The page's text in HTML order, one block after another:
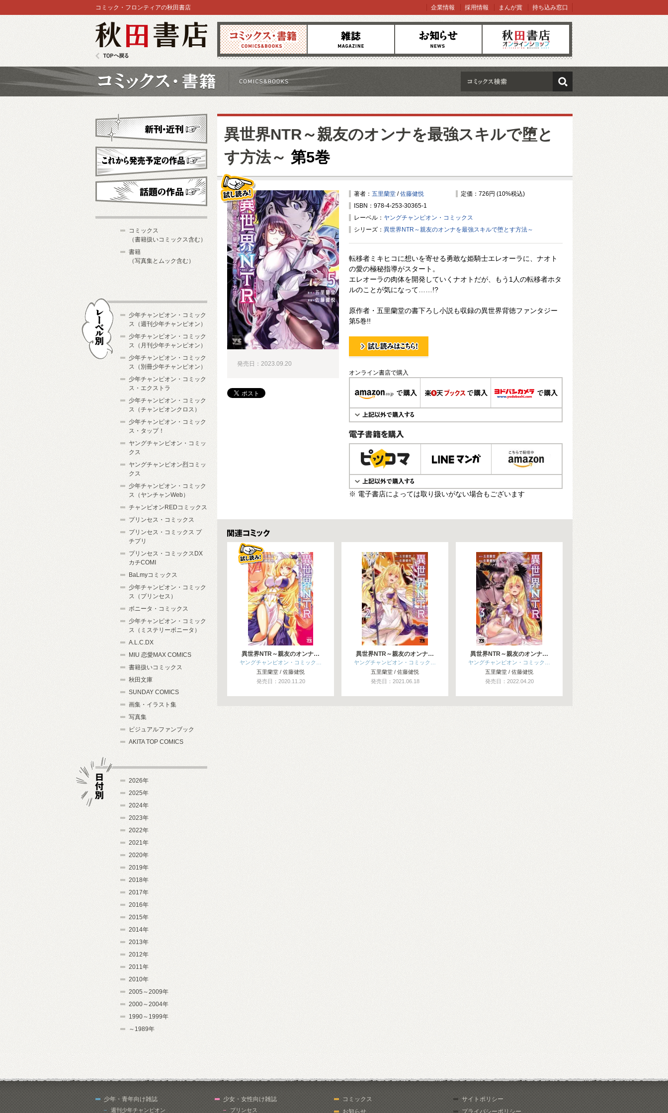
コミックス 雑誌 お知らせ オンラインショップ
コミック・フロンティアの秋田書店 企業情報 採用情報 まんが賞 持ち込み窓口
検索
異世界NTR～親友のオンナを最強スキルで堕と
す方法～ 第5巻
著者： 五里蘭堂 /佐藤健悦
定価：726円 (10%税込)
ISBN：978-4-253-30365-1
レーベル： ヤングチャンピオン・コミックス
シリーズ： 異世界NTR～親友のオンナを最強スキルで堕とす方法～
転移者ミキヒコに想いを寄せる勇敢な姫騎士エレオーラに、ナオト
の愛の極秘指導がスタート。
エレオーラの肉体を開発していくナオトだが、もう1人の転移者ホタ
ルのことが気になって……!?
原作者・五里蘭堂の書下ろし小説も収録の異世界背徳ファンタジー
第5巻!!
試し読み！
オンライン書店で購入
電子書籍で購入
※ 電子書店によっては取り扱いがない場合もございます
発売日：2023.09.20
関連コミックス
異世界NTR～親友のオンナ…
ヤングチャンピオン・コミック…
五里蘭堂 / 佐藤健悦
発売日：2020.11.20
異世界NTR～親友のオンナ…
ヤングチャンピオン・コミック…
五里蘭堂 / 佐藤健悦
発売日：2021.06.18
異世界NTR～親友のオンナ…
ヤングチャンピオン・コミック…
五里蘭堂 / 佐藤健悦
発売日：2022.04.20
新刊・近刊
これから発売予定
コミックス
（書籍扱いコミックス含む）
書籍
（写真集とムック含む）
少年チャンピオン・コミック
ス（週刊少年チャンピオン）
少年チャンピオン・コミック
ス（月刊少年チャンピオン）
少年チャンピオン・コミック
ス（別冊少年チャンピオン）
少年チャンピオン・コミック
ス・エクストラ
少年チャンピオン・コミック
ス（チャンピオンクロス）
少年チャンピオン・コミック
ス・タップ！
ヤングチャンピオン・コミッ
クス
ヤングチャンピオン烈コミッ
クス
少年チャンピオン・コミック
ス（ヤンチャンWeb）
チャンピオンREDコミックス
プリンセス・コミックス
プリンセス・コミックス プ
チプリ
プリンセス・コミックスDX
カチCOMI
BaLmyコミックス
少年チャンピオン・コミック
ス（プリンセス）
ボニータ・コミックス
少年チャンピオン・コミック
ス（ミステリーボニータ）
A.L.C.DX
MIU 恋愛MAX COMICS
書籍扱いコミックス
秋田文庫
SUNDAY COMICS
画集・イラスト集
写真集
ビジュアルファンブック
AKITA TOP COMICS
2026年
2025年
2024年
2023年
2022年
2021年
2020年
2019年
2018年
2017年
2016年
2015年
2014年
2013年
2012年
2011年
2010年
2005～2009年
2000～2004年
1990～1999年
～1989年
少年・青年向け雑誌
週刊少年チャンピオン
少女・女性向け雑誌
プリンセス
コミックス
お知らせ
サイトポリシー
プライバシーポリシー